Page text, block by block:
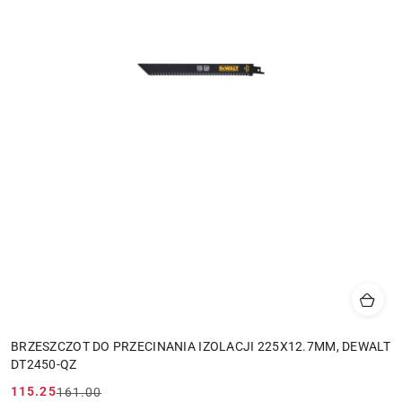
BRZESZCZOT DO PRZECINANIA IZOLACJI 225X12.7MM, DEWALT
DT2450-QZ
115.25161.00